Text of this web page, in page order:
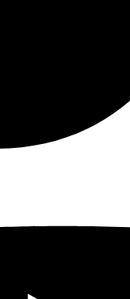
الشبكة
الاتصالات